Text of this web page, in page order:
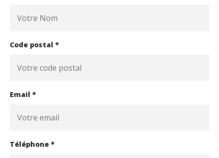
Code postal *
Email *
Téléphone *